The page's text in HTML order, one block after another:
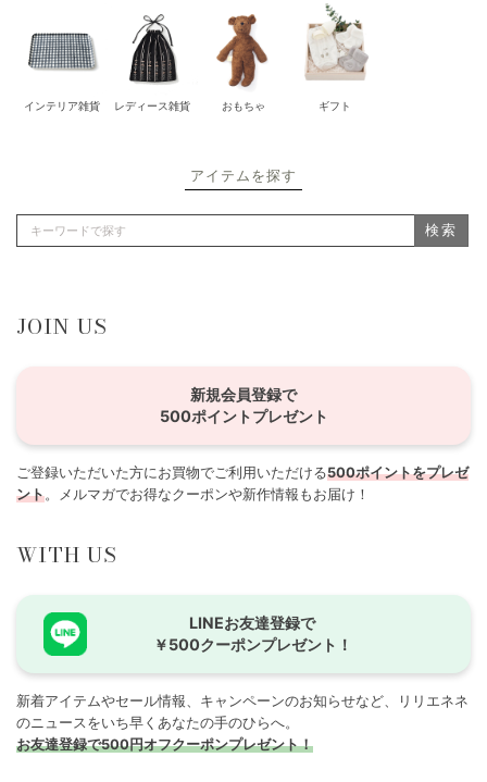
インテリア雑貨 レディース雑貨 おもちゃ ギフト
アイテムを探す
検索
JOIN US
新規会員登録で
500ポイントプレゼント
ご登録いただいた方にお買物でご利用いただける500ポイントをプレゼ
ント。メルマガでお得なクーポンや新作情報もお届け！
WITH US
LINEお友達登録で
￥500クーポンプレゼント！
新着アイテムやセール情報、キャンペーンのお知らせなど、リリエネネ
のニュースをいち早くあなたの手のひらへ。
お友達登録で500円オフクーポンプレゼント！